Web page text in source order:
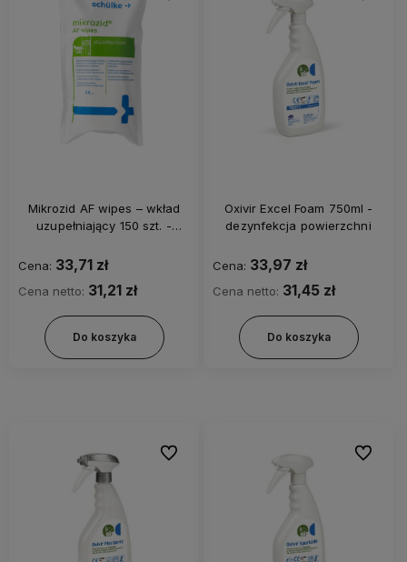
Mikrozid AF wipes – wkład
uzupełniający 150 szt. -
powierzchni
Cena: 33,71 zł
Cena netto: 31,21 zł
Do koszyka
Oxivir Excel Foam 750ml -
dezynfekcja powierzchni
Cena: 33,97 zł
Cena netto: 31,45 zł
Do koszyka
Do ulubionych Do